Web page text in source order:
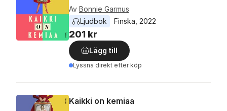
Av Bonnie Garmus
Ljudbok
Finska 2022
201 kr
Lägg till
Lyssna direkt efter köp
Kaikki on kemiaa